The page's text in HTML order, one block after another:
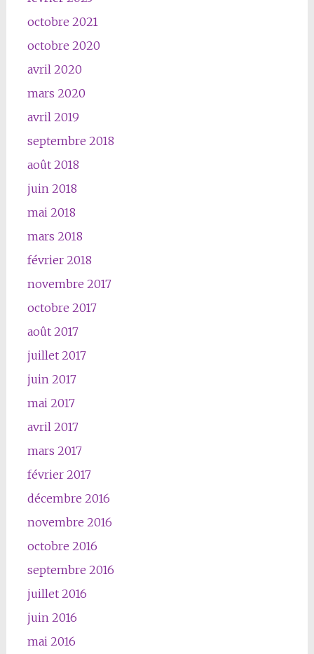
octobre 2021
octobre 2020
avril 2020
mars 2020
avril 2019
septembre 2018
août 2018
juin 2018
mai 2018
mars 2018
février 2018
novembre 2017
octobre 2017
août 2017
juillet 2017
juin 2017
mai 2017
avril 2017
mars 2017
février 2017
décembre 2016
novembre 2016
octobre 2016
septembre 2016
juillet 2016
juin 2016
mai 2016